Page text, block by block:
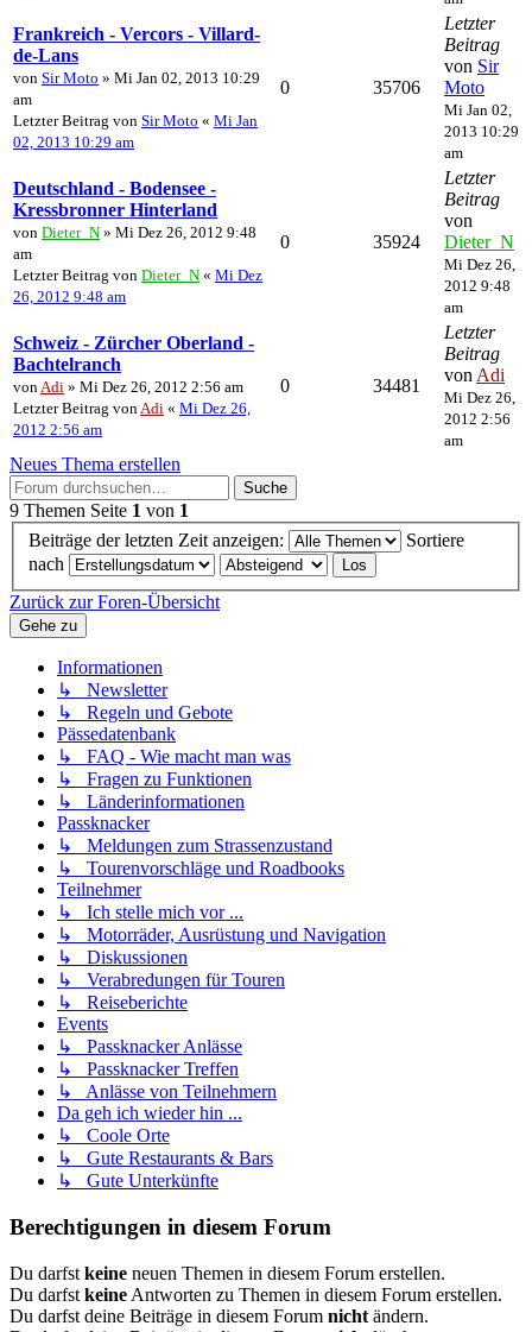
Frankreich - Vercors - Villard-
de-Lans
von Sir Moto » Mi Jan 02, 2013 10:29
am
Letzter Beitrag von Sir Moto « Mi Jan
02, 2013 10:29 am
0 35706
Letzter
Beitrag
von Sir
Moto
Mi Jan 02,
2013 10:29
am
Deutschland - Bodensee -
Kressbronner Hinterland
von Dieter_N » Mi Dez 26, 2012 9:48
am
Letzter Beitrag von Dieter_N « Mi Dez
26, 2012 9:48 am
0 35924
Letzter
Beitrag
von
Dieter_N
Mi Dez 26,
2012 9:48
am
Schweiz - Zürcher Oberland -
Bachtelranch
von Adi » Mi Dez 26, 2012 2:56 am
Letzter Beitrag von Adi « Mi Dez 26,
2012 2:56 am
0 34481
Letzter
Beitrag
von Adi
Mi Dez 26,
2012 2:56
am
Neues Thema erstellen
Suche
9 Themen Seite 1 von 1
Beiträge der letzten Zeit anzeigen:
Sortiere
nach
Zurück zur Foren-Übersicht
Gehe zu
Informationen
↳ Newsletter
↳ Regeln und Gebote
Pässedatenbank
↳ FAQ - Wie macht man was
↳ Fragen zu Funktionen
↳ Länderinformationen
Passknacker
↳ Meldungen zum Strassenzustand
↳ Tourenvorschläge und Roadbooks
Teilnehmer
↳ Ich stelle mich vor ...
↳ Motorräder, Ausrüstung und Navigation
↳ Diskussionen
↳ Verabredungen für Touren
↳ Reiseberichte
Events
↳ Passknacker Anlässe
↳ Passknacker Treffen
↳ Anlässe von Teilnehmern
Da geh ich wieder hin ...
↳ Coole Orte
↳ Gute Restaurants & Bars
↳ Gute Unterkünfte
Berechtigungen in diesem Forum
Du darfst keine neuen Themen in diesem Forum erstellen.
Du darfst keine Antworten zu Themen in diesem Forum erstellen.
Du darfst deine Beiträge in diesem Forum nicht ändern.